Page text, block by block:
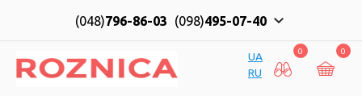
(048)796-86-03 (098)495-07-40
UA
RU
0 0